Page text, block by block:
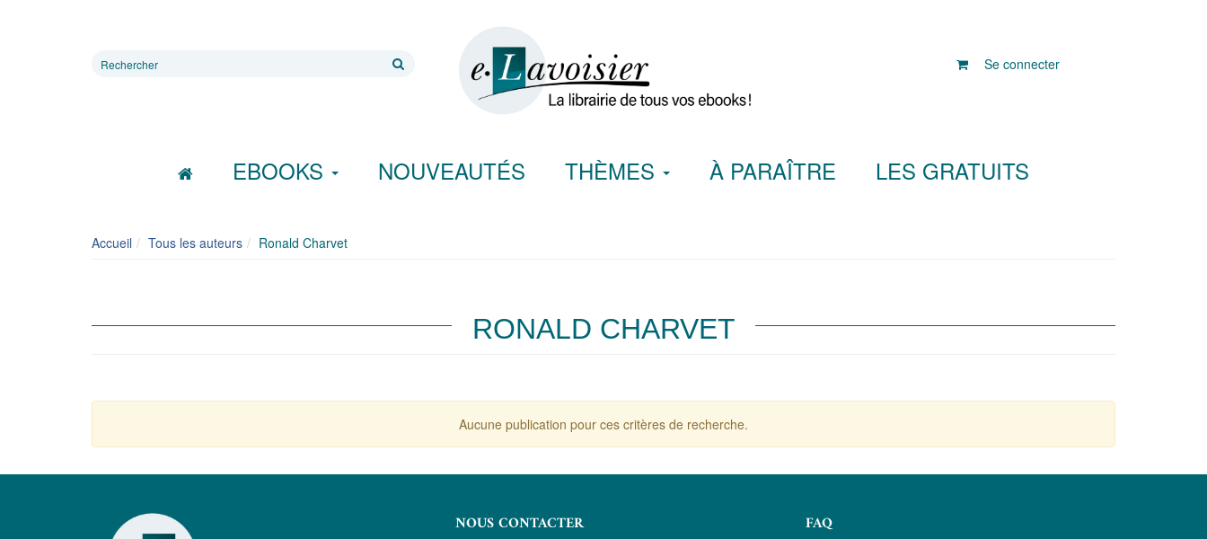
Rechercher
Se connecter
EBOOKS NOUVEAUTÉS THÈMES À PARAÎTRE LES GRATUITS
Accueil Tous les auteurs Ronald Charvet
RONALD CHARVET
Aucune publication pour ces critères de recherche.
NOUS CONTACTER
FAQ